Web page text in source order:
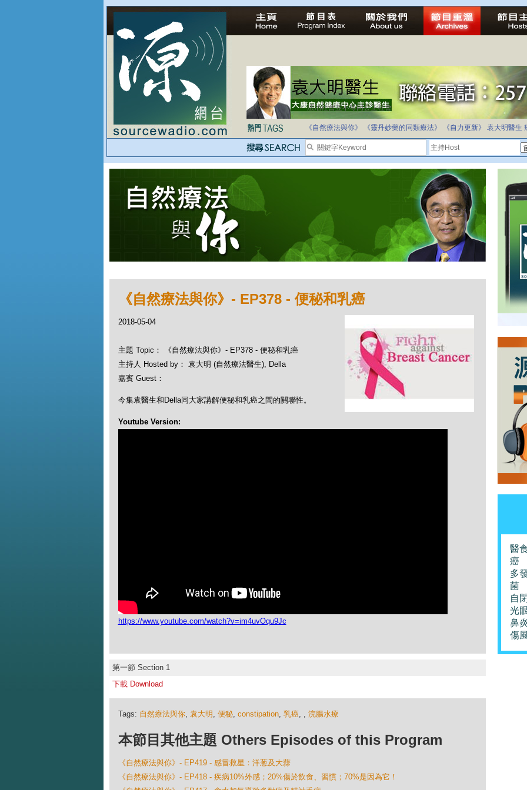
法治社會並不等同公正社會
自家教育合法化-推動多元化教育，全民學卷制
《自然療法與你》
《靈丹妙藥的同類療法》 《自力更新》 袁大明醫生
《自然療法與你》- EP378 - 便秘和乳癌
2018-05-04
主題 Topic： 《自然療法與你》- EP378 - 便秘和乳癌
主持人 Hosted by： 袁大明 (自然療法醫生), Della
嘉賓 Guest：
今集袁醫生和Della同大家講解便秘和乳癌之間的關聯性。
Youtube Version:
https://www.youtube.com/watch?v=im4uvOqu9Jc
第一節 Section 1
下載 Download
Tags: 自然療法與你, 袁大明 , 便秘, constipation, 乳癌, , 浣腸水療
本節目其他主題 Others Episodes of this Program
《自然療法與你》- EP419 - 感冒救星：洋葱及大蒜
《自然療法與你》- EP418 - 疾病10%外感；20%傷於飲食、習慣；70%是因為它！
醫
癌
多
菌
自
光
鼻
傷